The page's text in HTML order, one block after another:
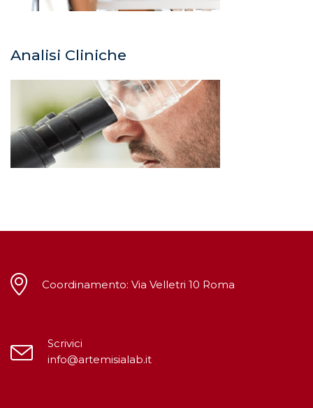
Analisi Cliniche
Coordinamento: Via Velletri 10 Roma
Scrivici
info@artemisialab.it